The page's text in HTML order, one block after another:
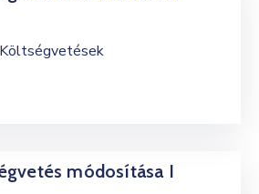
Költségvetések
módosítása I